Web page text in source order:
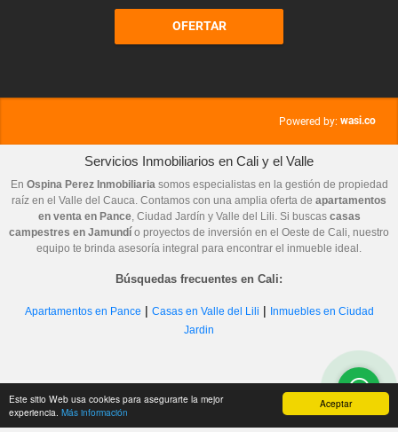
Aceptar
Este sitio Web usa cookies para asegurarte la mejor
experiencia. Más información
OFERTAR
Powered by: wasi.co
Servicios Inmobiliarios en Cali y el Valle
En Ospina Perez Inmobiliariasomos especialistas en la gestión de propiedad
raíz en el Valle del Cauca. Contamos con una amplia oferta de apartamentos
en venta en Pance, Ciudad Jardín y Valle del Lili. Si buscas casas
campestres en Jamundí o proyectos de inversión en el Oeste de Cali, nuestro
equipo te brinda asesoría integral para encontrar el inmueble ideal.
Búsquedas frecuentes en Cali:
Apartamentos en Pance | Casas en Valle del Lili | Inmuebles en Ciudad
Jardin